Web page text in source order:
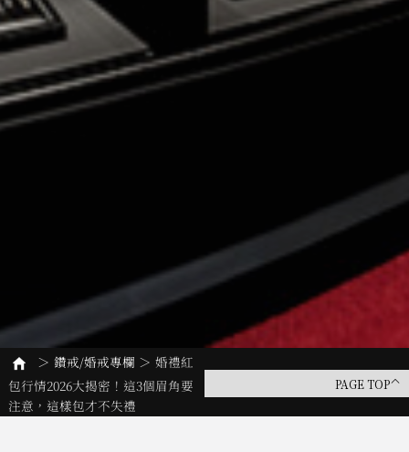
＞ 鑽戒/婚戒專欄 ＞ 婚禮紅
包行情2026大揭密！這3個眉角要
注意，這樣包才不失禮
PAGE TOP